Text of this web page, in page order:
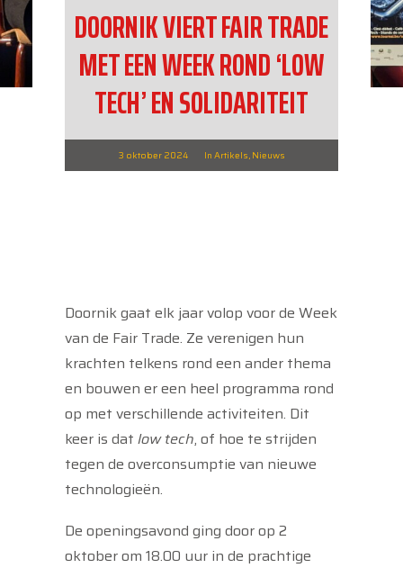
DOORNIK VIERT FAIR TRADE
MET EEN WEEK ROND ‘LOW
TECH’ EN SOLIDARITEIT
3 oktober 2024 In Artikels, Nieuws
Doornik gaat elk jaar volop voor de Week
van de Fair Trade. Ze verenigen hun
krachten telkens rond een ander thema
en bouwen er een heel programma rond
op met verschillende activiteiten. Dit
keer is dat low tech, of hoe te strijden
tegen de overconsumptie van nieuwe
technologieën.
De openingsavond ging door op 2
oktober om 18.00 uur in de prachtige